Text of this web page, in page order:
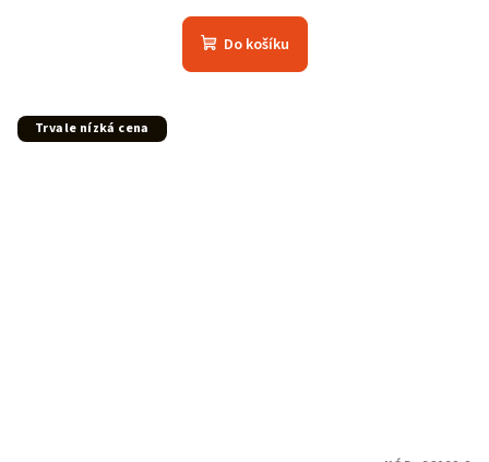
Do košíku
Trvale nízká cena